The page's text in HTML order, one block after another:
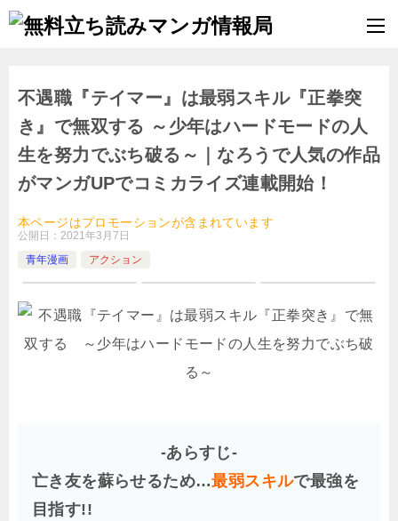
不遇職『テイマー』は最弱スキル『正拳突
き』で無双する ～少年はハードモードの人
生を努力でぶち破る～｜なろうで人気の作品
がマンガUPでコミカライズ連載開始！
本ページはプロモーションが含まれています
公開日： 2021年3月7日
青年漫画
アクション
-あらすじ-
亡き友を蘇らせるため…最弱スキルで最強を
目指す!!